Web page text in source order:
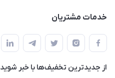
حساب کاربری
درباره ما
تماس با ما
خدمات مشتریان
قوانین و مقررات
حفظ حریم شخصی
سوالات متداول
از جدید‌ترین تخفیف‌ها با‌ خبر شوید